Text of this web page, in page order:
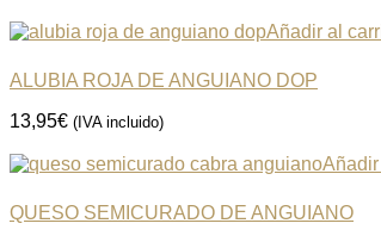
Añadir al
ALUBIA ROJA DE ANGUIANO DOP
13,95€ (IVA incluido)
QUESO SEMICURADO DE ANGUIANO